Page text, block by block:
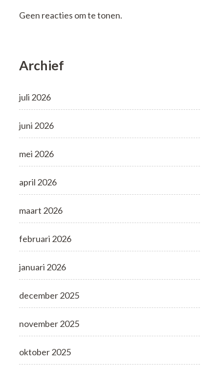
Geen reacties om te tonen.
Archief
juli 2026
juni 2026
mei 2026
april 2026
maart 2026
februari 2026
januari 2026
december 2025
november 2025
oktober 2025